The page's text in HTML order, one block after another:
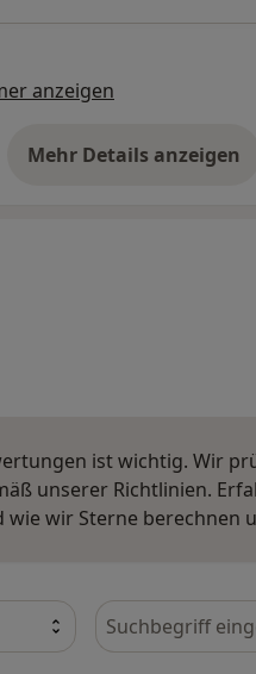
anzeigen
Mehr Details anzeigen
über die
ist wichtig. Wir
unserer Richtlinien.
wie wir Sterne berechnen
Bewertungen